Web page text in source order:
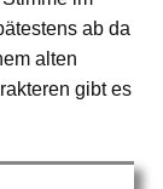
ab da
alten
gibt es